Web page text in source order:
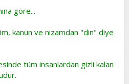
göre...
kanun ve nizamdan "din" diye
tüm insanlardan gizli kalan